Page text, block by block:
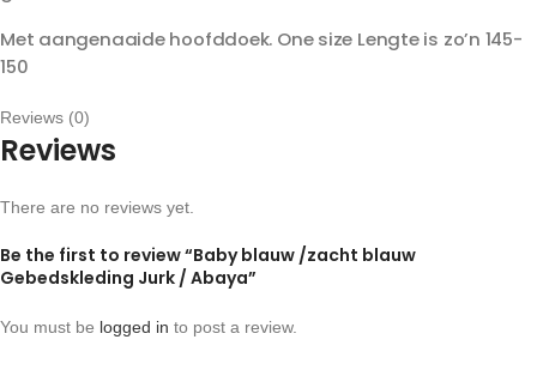
Met aangenaaide hoofddoek. One size Lengte is zo’n 145-
150
Reviews (0)
Reviews
There are no reviews yet.
Be the first to review “Baby blauw /zacht blauw
Gebedskleding Jurk / Abaya”
You must be logged in to post a review.